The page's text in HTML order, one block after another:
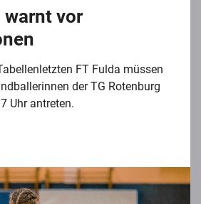
vor
FT Fulda müssen
der TG Rotenburg
Uhr antreten.